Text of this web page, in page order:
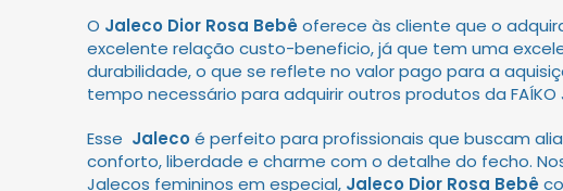
O Jaleco Dior Rosa Bebêoferece às cliente que o
excelente relação custo-beneficio, já que tem uma
durabilidade, o que se reflete no valor pago para a
tempo necessário para adquirir outros produtos da FAÍKO
Esse Jalecoé perfeito para profissionais que buscam
conforto, liberdade e charme com o detalhe do fecho.
Jalecos femininos em especial, Jaleco Dior Rosa Bebê